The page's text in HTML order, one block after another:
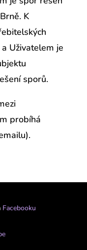
K
Uživatelem je
sporů.
probíhá
Facebooku